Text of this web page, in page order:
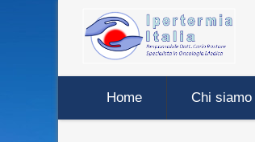
Home Chi siamo